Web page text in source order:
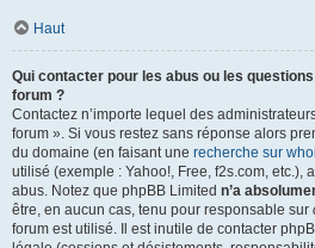
Haut
Qui contacter pour les abus ou les
forum ?
Contactez n’importe lequel des
forum ». Si vous restez sans réponse alors
du domaine (en faisant une recherche sur
utilisé (exemple : Yahoo!, Free, f2s.com, etc.),
abus. Notez que phpBB Limited n’a
être, en aucun cas, tenu pour responsable sur
forum est utilisé. Il est inutile de contacter